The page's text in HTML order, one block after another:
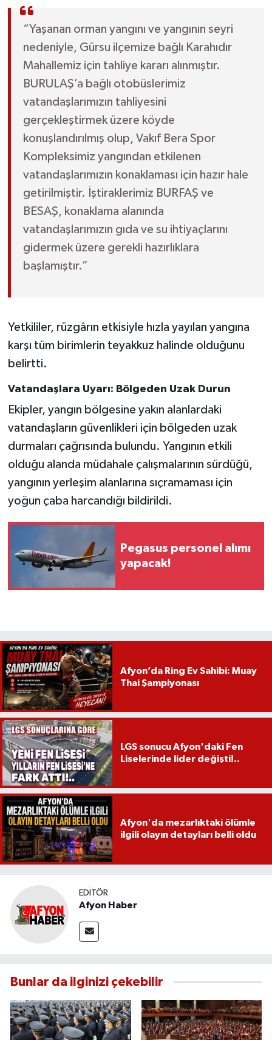
“Yaşanan orman yangını ve yangının seyri
nedeniyle, Gürsu ilçemize bağlı Karahıdır
Mahallemiz için tahliye kararı alınmıştır.
BURULAŞ’a bağlı otobüslerimiz
vatandaşlarımızın tahliyesini
gerçekleştirmek üzere köyde
konuşlandırılmış olup, Vakıf Bera Spor
Kompleksimiz yangından etkilenen
vatandaşlarımızın konaklaması için hazır hale
getirilmiştir. İştiraklerimiz BURFAŞ ve
BESAŞ, konaklama alanında
vatandaşlarımızın gıda ve su ihtiyaçlarını
gidermek üzere gerekli hazırlıklara
başlamıştır.”
Yetkililer, rüzgârın etkisiyle hızla yayılan yangına
karşı tüm birimlerin teyakkuz halinde olduğunu
belirtti.
Vatandaşlara Uyarı: Bölgeden Uzak Durun
Ekipler, yangın bölgesine yakın alanlardaki
vatandaşların güvenlikleri için bölgeden uzak
durmaları çağrısında bulundu. Yangının etkili
olduğu alanda müdahale çalışmalarının sürdüğü,
yangının yerleşim alanlarına sıçramaması için
yoğun çaba harcandığı bildirildi.
Pegasus personel alımı
yapacak!
Afyon’da Ring Ev Sahibi: Muay
Thai Şampiyonası
LGS sonucu Afyon'daki Fen
Liselerinde lider değişti!..
Afyon'da mezarlıktaki ölümle
ilgili olayın detayları belli oldu
EDITÖR
Afyon Haber
Bunlar da ilginizi çekebilir